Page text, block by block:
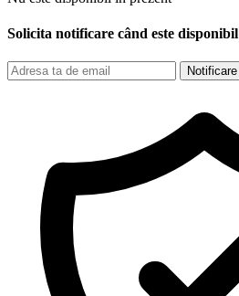
Solicita notificare când este disponibil
Notificare